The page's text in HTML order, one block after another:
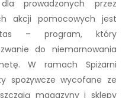
prowadzonych przez
akcji pomocowych jest
– program, który
do niemarnowania
W ramach Spiżarni
spożywcze wycofane ze
magazyny i sklepy